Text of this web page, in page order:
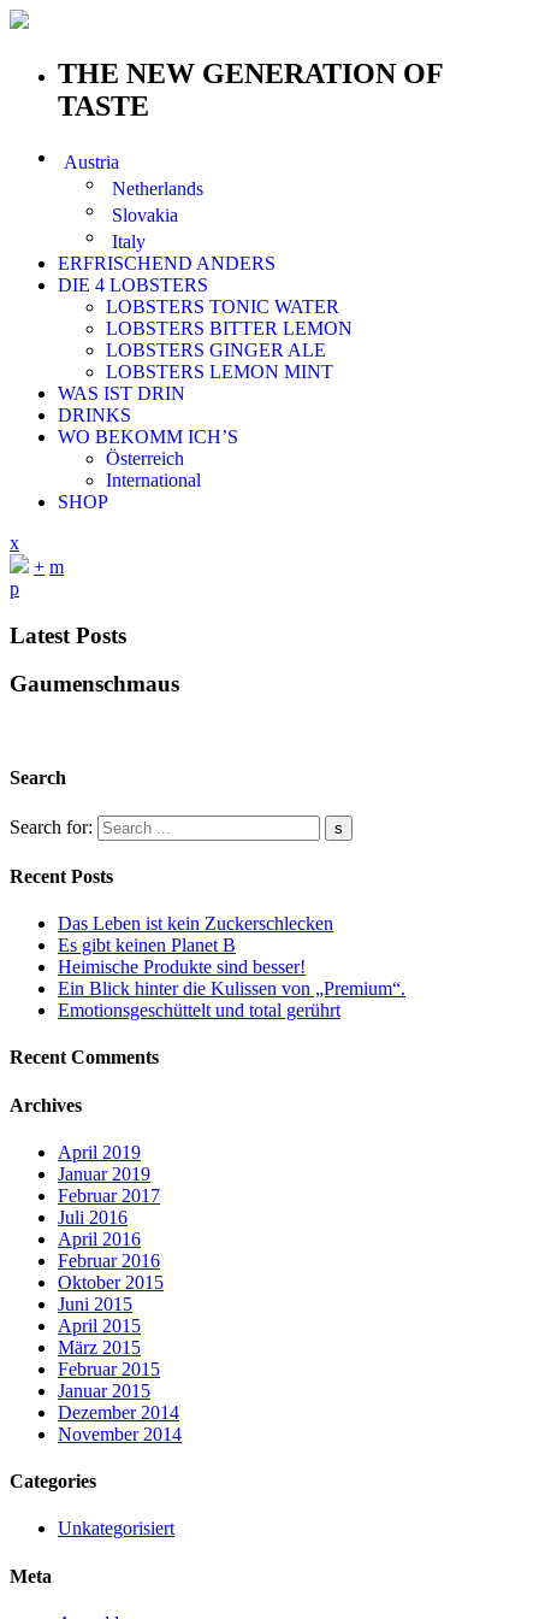
THE NEW GENERATION OF
TASTE
Austria
Netherlands
Slovakia
Italy
ERFRISCHEND ANDERS
DIE 4 LOBSTERS
LOBSTERS TONIC WATER
LOBSTERS BITTER LEMON
LOBSTERS GINGER ALE
LOBSTERS LEMON MINT
WAS IST DRIN
DRINKS
WO BEKOMM ICH’S
Österreich
International
SHOP
x
+ m
p
Latest Posts
Gaumenschmaus
Search
Search for:
Recent Posts
Das Leben ist kein Zuckerschlecken
Es gibt keinen Planet B
Heimische Produkte sind besser!
Ein Blick hinter die Kulissen von „Premium“.
Emotionsgeschüttelt und total gerührt
Recent Comments
Archives
April 2019
Januar 2019
Februar 2017
Juli 2016
April 2016
Februar 2016
Oktober 2015
Juni 2015
April 2015
März 2015
Februar 2015
Januar 2015
Dezember 2014
November 2014
Categories
Unkategorisiert
Meta